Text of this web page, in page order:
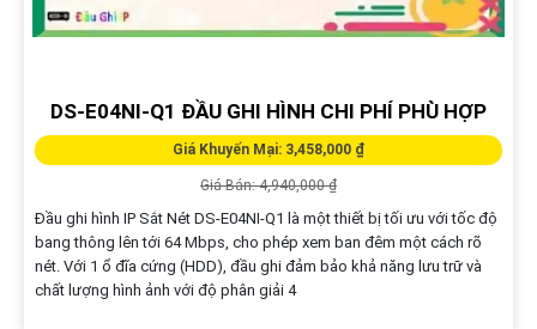
DS-E04NI-Q1 ĐẦU GHI HÌNH CHI PHÍ PHÙ HỢP
Giá Khuyến Mại: 3,458,000 ₫
Giá Bán: 4,940,000 ₫
Đầu ghi hình IP Sắt Nét DS-E04NI-Q1 là một thiết bị tối ưu với tốc độ
bang thông lên tới 64 Mbps, cho phép xem ban đêm một cách rõ
nét. Với 1 ổ đĩa cứng (HDD), đầu ghi đảm bảo khả năng lưu trữ và
chất lượng hình ảnh với độ phân giải 4